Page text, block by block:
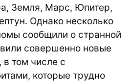
Земля, Марс, Юпитер,
Однако несколько
сообщили о странной
совершенно новые
в том числе с
которые трудно